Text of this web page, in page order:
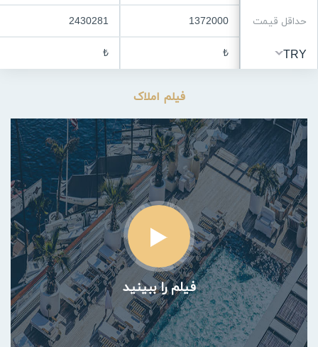
حداقل قیمت
TRY
1372000
₺
2430281
₺
فیلم املاک
فیلم را ببینید